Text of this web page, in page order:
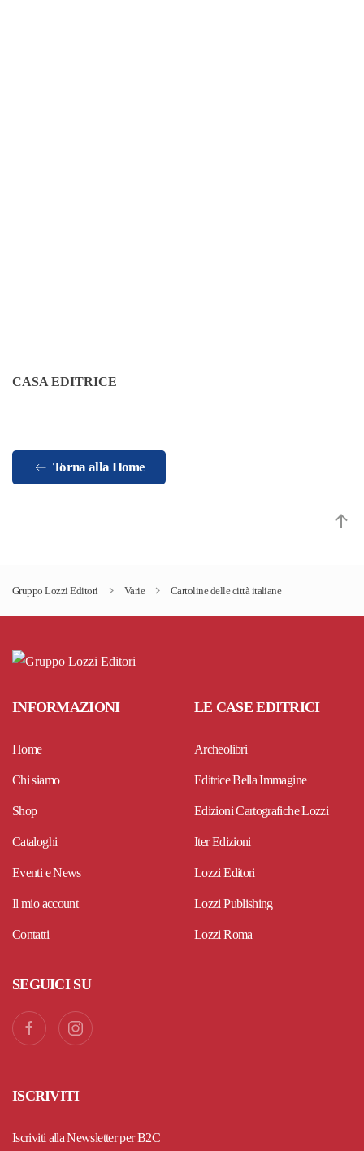
CASA EDITRICE
Torna alla Home
Gruppo Lozzi Editori Varie Cartoline delle città italiane
INFORMAZIONI
Home
Chi siamo
Shop
Cataloghi
Eventi e News
Il mio account
Contatti
LE CASE EDITRICI
Archeolibri
Editrice Bella Immagine
Edizioni Cartografiche Lozzi
Iter Edizioni
Lozzi Editori
Lozzi Publishing
Lozzi Roma
SEGUICI SU
ISCRIVITI
Iscriviti alla Newsletter per B2C